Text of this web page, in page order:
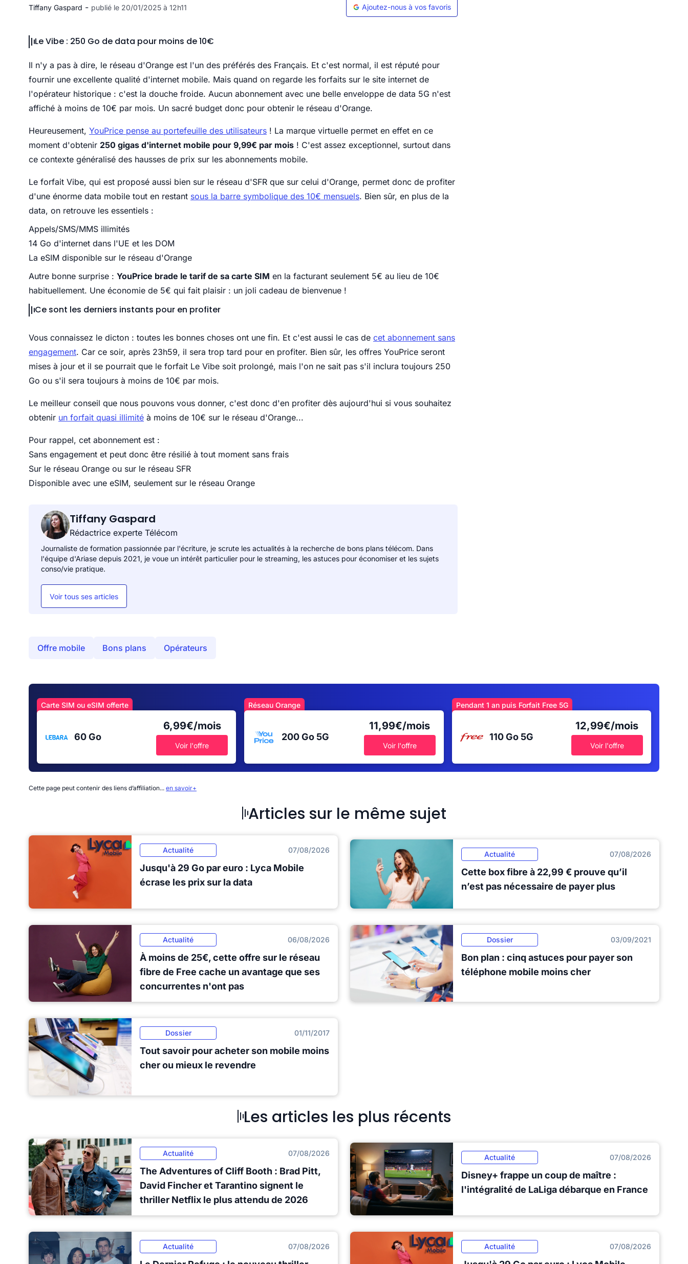
Tiffany Gaspard - publié le 20/01/2025 à 12h11 Ajoutez-nous à vos favoris
Le Vibe : 250 Go de data pour moins de 10€
Il n'y a pas à dire, le réseau d'Orange est l'un des préférés des Français. Et c'est normal, il est réputé pour
fournir une excellente qualité d'internet mobile. Mais quand on regarde les forfaits sur le site internet de
l'opérateur historique : c'est la douche froide. Aucun abonnement avec une belle enveloppe de data 5G n'est
affiché à moins de 10€ par mois. Un sacré budget donc pour obtenir le réseau d'Orange.
Heureusement, YouPrice pense au portefeuille des utilisateurs ! La marque virtuelle permet en effet en ce
moment d'obtenir 250 gigas d'internet mobile pour 9,99€ par mois ! C'est assez exceptionnel, surtout dans
ce contexte généralisé des hausses de prix sur les abonnements mobile.
Le forfait Vibe, qui est proposé aussi bien sur le réseau d'SFR que sur celui d'Orange, permet donc de profiter
d'une énorme data mobile tout en restant sous la barre symbolique des 10€ mensuels. Bien sûr, en plus de la
data, on retrouve les essentiels :
Appels/SMS/MMS illimités
14 Go d'internet dans l'UE et les DOM
La eSIM disponible sur le réseau d'Orange
Autre bonne surprise : YouPrice brade le tarif de sa carte SIM en la facturant seulement 5€ au lieu de 10€
habituellement. Une économie de 5€ qui fait plaisir : un joli cadeau de bienvenue !
Ce sont les derniers instants pour en profiter
Vous connaissez le dicton : toutes les bonnes choses ont une fin. Et c'est aussi le cas de cet abonnement sans
engagement. Car ce soir, après 23h59, il sera trop tard pour en profiter. Bien sûr, les offres YouPrice seront
mises à jour et il se pourrait que le forfait Le Vibe soit prolongé, mais l'on ne sait pas s'il inclura toujours 250
Go ou s'il sera toujours à moins de 10€ par mois.
Le meilleur conseil que nous pouvons vous donner, c'est donc d'en profiter dès aujourd'hui si vous souhaitez
obtenir un forfait quasi illimité à moins de 10€ sur le réseau d'Orange...
Pour rappel, cet abonnement est :
Sans engagement et peut donc être résilié à tout moment sans frais
Sur le réseau Orange ou sur le réseau SFR
Disponible avec une eSIM, seulement sur le réseau Orange
Tiffany Gaspard
Rédactrice experte Télécom
Journaliste de formation passionnée par l'écriture, je scrute les actualités à la recherche de bons plans télécom. Dans
l'équipe d'Ariase depuis 2021, je voue un intérêt particulier pour le streaming, les astuces pour économiser et les sujets
conso/vie pratique.
Voir tous ses articles
Offre mobile Bons plans Opérateurs
Carte SIM ou eSIM offerte
60 Go
6,99€/mois
Voir l'offre
Réseau Orange
200 Go 5G
11,99€/mois
Voir l'offre
Pendant 1 an puis Forfait Free 5G
110 Go 5G
12,99€/mois
Voir l'offre
Cette page peut contenir des liens d’affiliation... en savoir+
Articles sur le même sujet
Actualité 07/08/2026
Jusqu'à 29 Go par euro : Lyca Mobile
écrase les prix sur la data
Actualité 07/08/2026
Cette box fibre à 22,99 € prouve qu’il
n’est pas nécessaire de payer plus
Actualité 06/08/2026
À moins de 25€, cette offre sur le réseau
fibre de Free cache un avantage que ses
concurrentes n'ont pas
Dossier 03/09/2021
Bon plan : cinq astuces pour payer son
téléphone mobile moins cher
Dossier 01/11/2017
Tout savoir pour acheter son mobile moins
cher ou mieux le revendre
Les articles les plus récents
Actualité 07/08/2026
The Adventures of Cliff Booth : Brad Pitt,
David Fincher et Tarantino signent le
thriller Netflix le plus attendu de 2026
Actualité 07/08/2026
Disney+ frappe un coup de maître :
l'intégralité de LaLiga débarque en France
Actualité 07/08/2026 Actualité 07/08/2026